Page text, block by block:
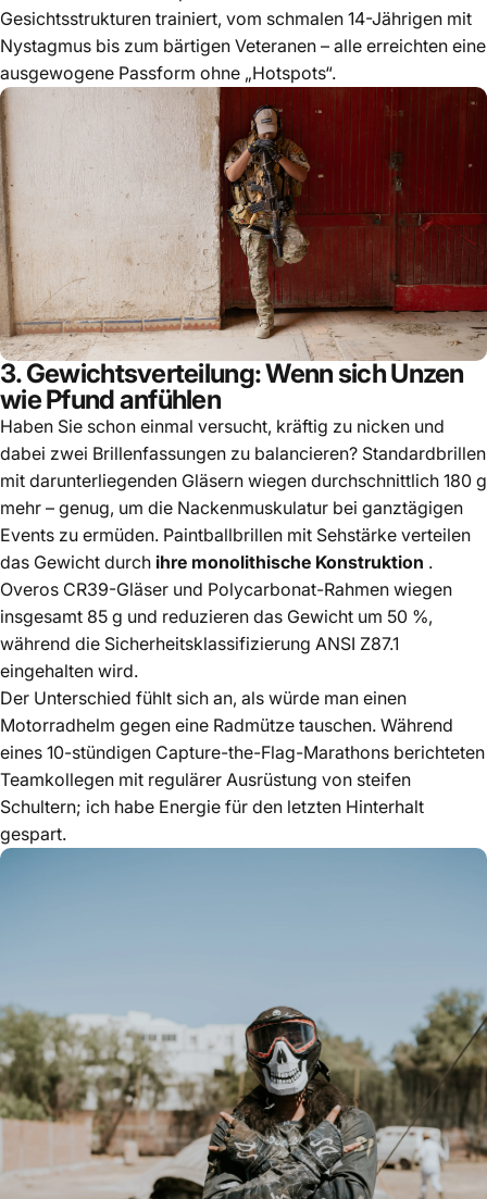
Gesichtsstrukturen trainiert, vom schmalen 14-Jährigen mit
Nystagmus bis zum bärtigen Veteranen – alle erreichten eine
ausgewogene Passform ohne „Hotspots“.
3. Gewichtsverteilung: Wenn sich Unzen
wie Pfund anfühlen
Haben Sie schon einmal versucht, kräftig zu nicken und
dabei zwei Brillenfassungen zu balancieren? Standardbrillen
mit darunterliegenden Gläsern wiegen durchschnittlich 180 g
mehr – genug, um die Nackenmuskulatur bei ganztägigen
Events zu ermüden. Paintballbrillen mit Sehstärke verteilen
das Gewicht durch ihre monolithische Konstruktion .
Overos CR39-Gläser und Polycarbonat-Rahmen wiegen
insgesamt 85 g und reduzieren das Gewicht um 50 %,
während die Sicherheitsklassifizierung ANSI Z87.1
eingehalten wird.
Der Unterschied fühlt sich an, als würde man einen
Motorradhelm gegen eine Radmütze tauschen. Während
eines 10-stündigen Capture-the-Flag-Marathons berichteten
Teamkollegen mit regulärer Ausrüstung von steifen
Schultern; ich habe Energie für den letzten Hinterhalt
gespart.